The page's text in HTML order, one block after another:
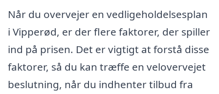
Når du overvejer en vedligeholdelsesplan
i Vipperød, er der flere faktorer, der spiller
ind på prisen. Det er vigtigt at forstå disse
faktorer, så du kan træffe en velovervejet
beslutning, når du indhenter tilbud fra